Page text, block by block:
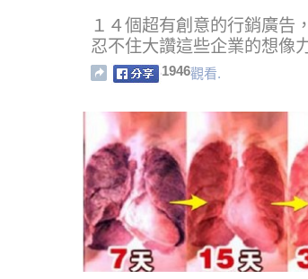
１４個超有創意的行銷廣告
忍不住大讚這些企業的想像
1946觀看.